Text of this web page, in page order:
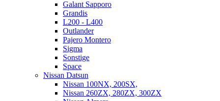
Galant Sapporo
Grandis
L200 - L400
Outlander
Pajero Montero
Sigma
Sonstige
Space
Nissan Datsun
Nissan 100NX, 200SX,
Nissan 260ZX, 280ZX, 300ZX